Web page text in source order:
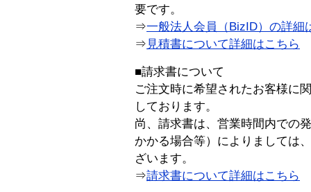
要です。
⇒一般法人会員（BizID）の詳細
⇒ 見積書について詳細はこちら
■請求書について
ご注文時に希望されたお客様に
しております。
尚、請求書は、営業時間内での
かかる場合等）によりましては
ざいます。
⇒請求書について詳細はこちら